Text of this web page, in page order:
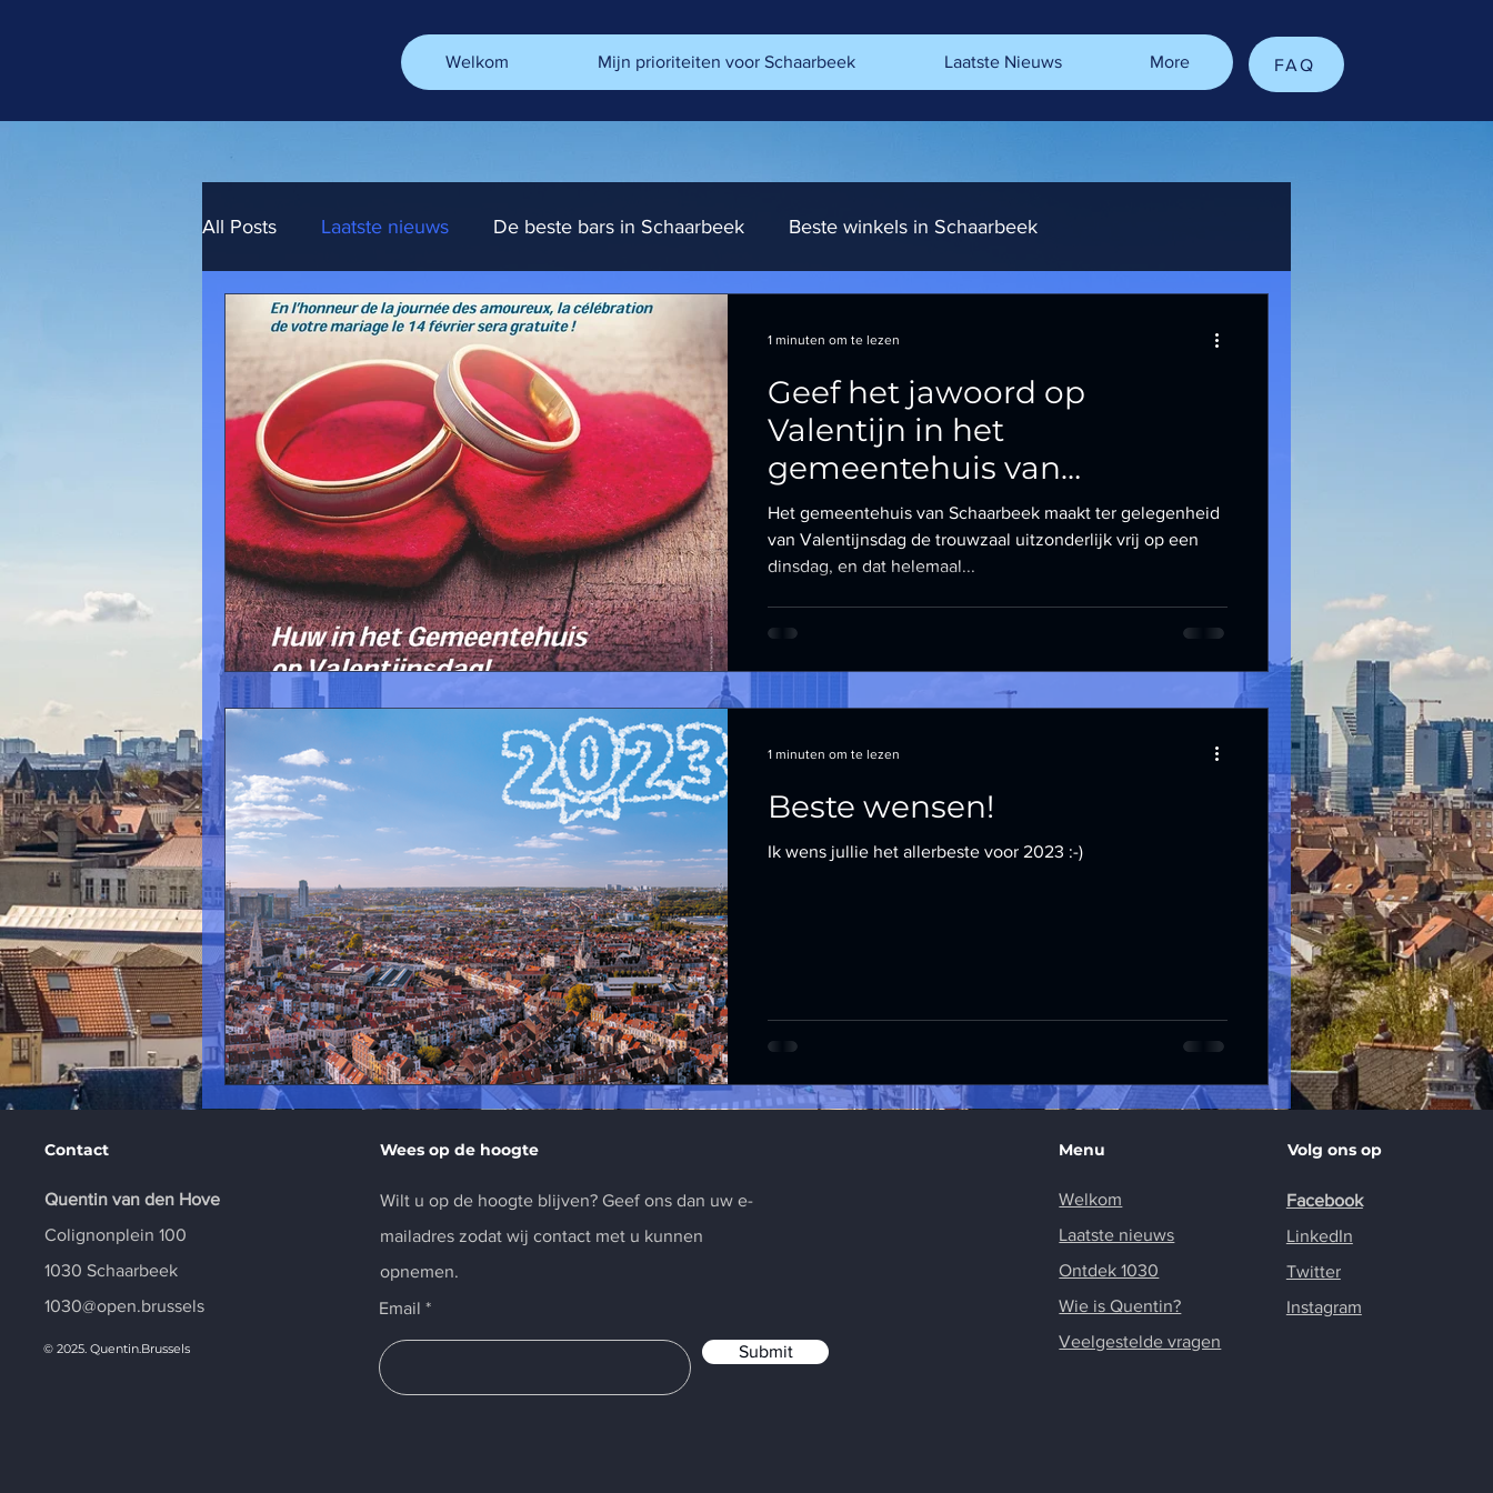
Welkom Mijn prioriteiten voor Schaarbeek Laatste Nieuws More FAQ
All Posts Laatste nieuws De beste bars in Schaarbeek Beste winkels in Schaarbeek
Beste wijnbars in Schaarbeek De beste restaurants van Schaarbeek
Geef het jawoord op
Valentijn in het
gemeentehuis van
Schaarbeek!
Het gemeentehuis van Schaarbeek maakt ter gelegenheid
van Valentijnsdag de trouwzaal uitzonderlijk vrij op een
dinsdag, en dat helemaal...
1 minuten om te lezen
Beste wensen!
Ik wens jullie het allerbeste voor 2023 :-)
1 minuten om te lezen
Contact
Quentin van den Hove
Colignonplein 100
1030 Schaarbeek
1030@open.brussels
© 2025. Quentin.Brussels
Wees op de hoogte
Wilt u op de hoogte blijven? Geef ons dan uw e-
mailadres zodat wij contact met u kunnen
opnemen.
Email
Submit
Menu
Welkom
Laatste nieuws
Ontdek 1030
Wie is Quentin?
Veelgestelde vragen
Volg ons op
Facebook
LinkedIn
Twitter
Instagram